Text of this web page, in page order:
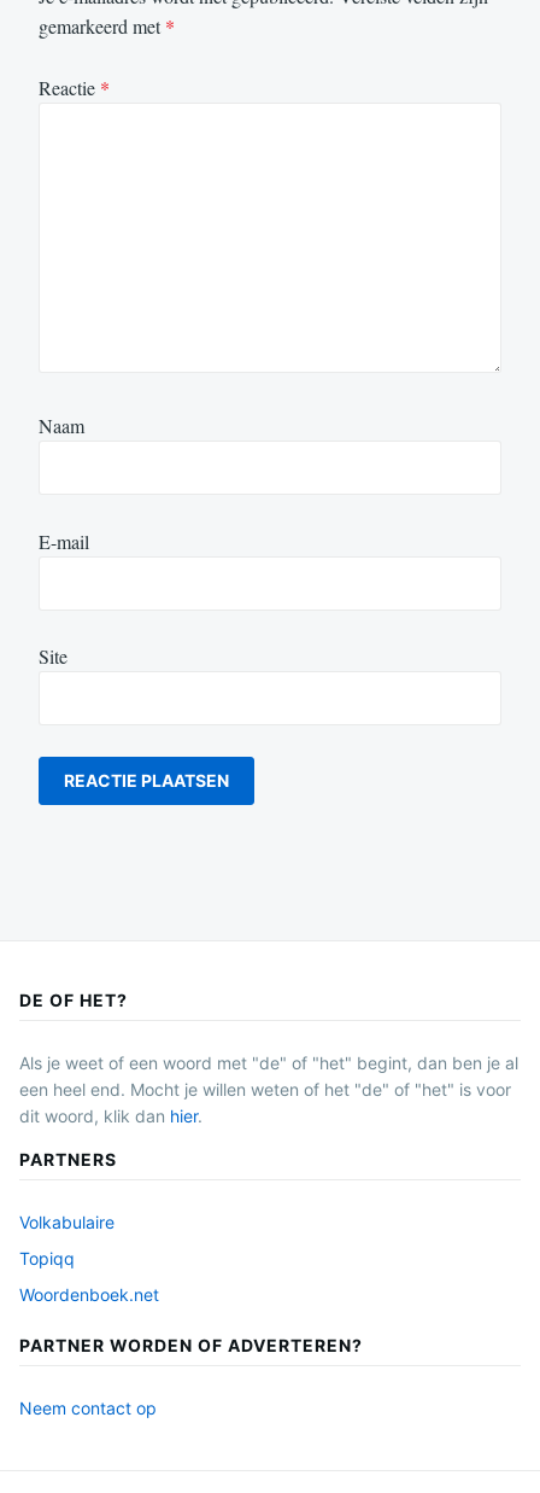
gemarkeerd met*
Reactie *
Naam
E-mail
Site
DE OF HET?
Als je weet of een woord met "de" of "het" begint, dan ben je al
een heel end. Mocht je willen weten of het "de" of "het" is voor
dit woord, klik dan hier.
PARTNERS
Volkabulaire
Topiqq
Woordenboek.net
PARTNER WORDEN OF ADVERTEREN?
Neem contact op